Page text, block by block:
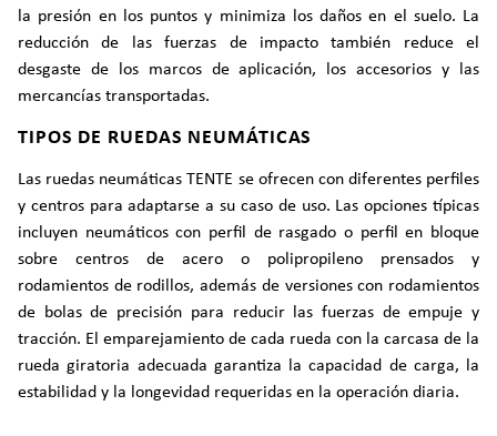
la presión en los puntos y minimiza los daños en el suelo. La
reducción de las fuerzas de impacto también reduce el
desgaste de los marcos de aplicación, los accesorios y las
mercancías transportadas.
TIPOS DE RUEDAS NEUMÁTICAS
Las ruedas neumáticas TENTE se ofrecen con diferentes perfiles
y centros para adaptarse a su caso de uso. Las opciones típicas
incluyen neumáticos con perfil de rasgado o perfil en bloque
sobre centros de acero o polipropileno prensados y
rodamientos de rodillos, además de versiones con rodamientos
de bolas de precisión para reducir las fuerzas de empuje y
tracción. El emparejamiento de cada rueda con la carcasa de la
rueda giratoria adecuada garantiza la capacidad de carga, la
estabilidad y la longevidad requeridas en la operación diaria.